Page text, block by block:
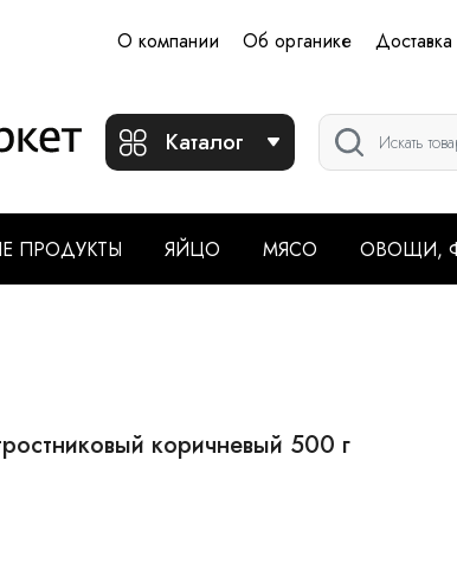
О компании Об органике Доставка
Каталог
ПРОДУКТЫ ЯЙЦО МЯСО ОВОЩИ,
коричневый 500 г